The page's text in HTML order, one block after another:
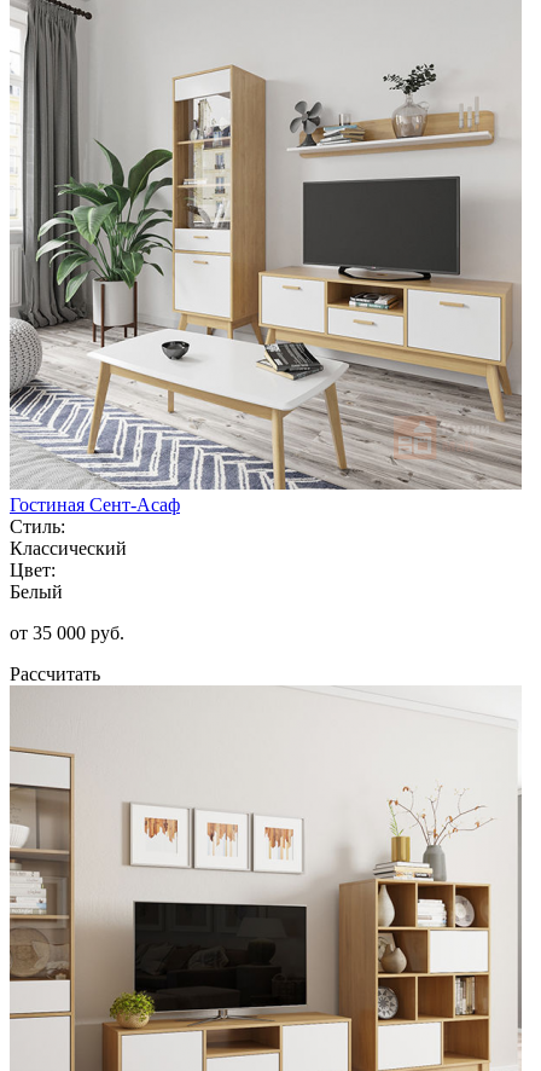
Гостиная Сент-Асаф
Стиль:
Классический
Цвет:
Белый
от 35 000 руб.
Рассчитать